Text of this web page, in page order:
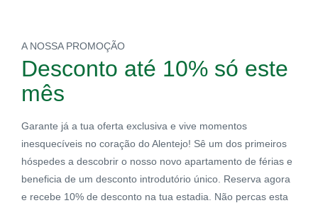
A NOSSA PROMOÇÃO
Desconto até 10% só este
mês
Garante já a tua oferta exclusiva e vive momentos
inesquecíveis no coração do Alentejo! Sê um dos primeiros
hóspedes a descobrir o nosso novo apartamento de férias e
beneficia de um desconto introdutório único. Reserva agora
e recebe 10% de desconto na tua estadia. Não percas esta